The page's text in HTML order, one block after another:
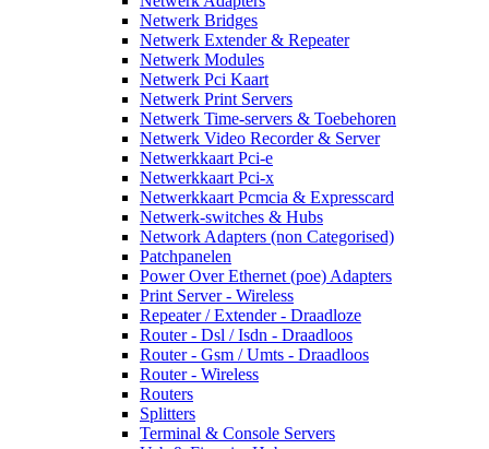
Netwerk Bridges
Netwerk Extender & Repeater
Netwerk Modules
Netwerk Pci Kaart
Netwerk Print Servers
Netwerk Time-servers & Toebehoren
Netwerk Video Recorder & Server
Netwerkkaart Pci-e
Netwerkkaart Pci-x
Netwerkkaart Pcmcia & Expresscard
Netwerk-switches & Hubs
Network Adapters (non Categorised)
Patchpanelen
Power Over Ethernet (poe) Adapters
Print Server - Wireless
Repeater / Extender - Draadloze
Router - Dsl / Isdn - Draadloos
Router - Gsm / Umts - Draadloos
Router - Wireless
Routers
Splitters
Terminal & Console Servers